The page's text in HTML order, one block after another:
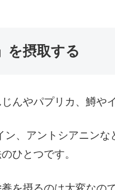
を摂取する
んやパプリカ、鱒や
ン、アントシアニン
ひとつです。